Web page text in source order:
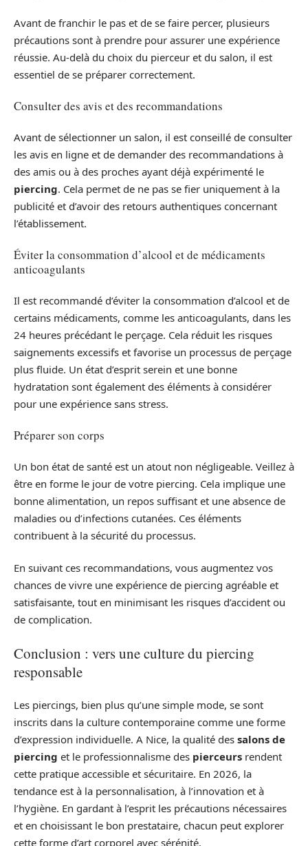
Avant de franchir le pas et de se faire percer, plusieurs
précautions sont à prendre pour assurer une expérience
réussie. Au-delà du choix du pierceur et du salon, il est
essentiel de se préparer correctement.
Consulter des avis et des recommandations
Avant de sélectionner un salon, il est conseillé de consulter
les avis en ligne et de demander des recommandations à
des amis ou à des proches ayant déjà expérimenté le
piercing. Cela permet de ne pas se fier uniquement à la
publicité et d’avoir des retours authentiques concernant
l’établissement.
Éviter la consommation d’alcool et de médicaments
anticoagulants
Il est recommandé d’éviter la consommation d’alcool et de
certains médicaments, comme les anticoagulants, dans les
24 heures précédant le perçage. Cela réduit les risques
saignements excessifs et favorise un processus de perçage
plus fluide. Un état d’esprit serein et une bonne
hydratation sont également des éléments à considérer
pour une expérience sans stress.
Préparer son corps
Un bon état de santé est un atout non négligeable. Veillez à
être en forme le jour de votre piercing. Cela implique une
bonne alimentation, un repos suffisant et une absence de
maladies ou d’infections cutanées. Ces éléments
contribuent à la sécurité du processus.
En suivant ces recommandations, vous augmentez vos
chances de vivre une expérience de piercing agréable et
satisfaisante, tout en minimisant les risques d’accident ou
de complication.
Conclusion : vers une culture du piercing
responsable
Les piercings, bien plus qu’une simple mode, se sont
inscrits dans la culture contemporaine comme une forme
d’expression individuelle. A Nice, la qualité des salons de
piercing et le professionnalisme des pierceurs rendent
cette pratique accessible et sécuritaire. En 2026, la
tendance est à la personnalisation, à l’innovation et à
l’hygiène. En gardant à l’esprit les précautions nécessaires
et en choisissant le bon prestataire, chacun peut explorer
cette forme d’art corporel avec sérénité.